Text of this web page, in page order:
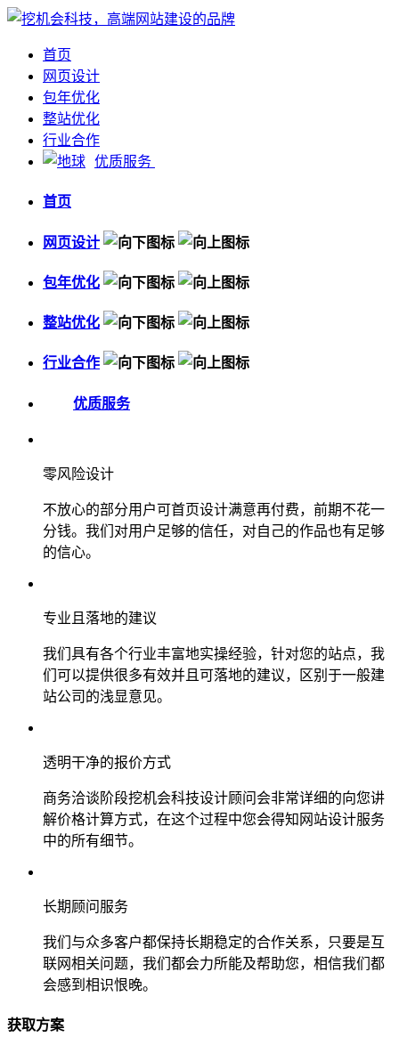
首页
网页设计
包年优化
整站优化
行业合作
优质服务
首页
网页设计
包年优化
整站优化
行业合作
优质服务
零风险设计
不放心的部分用户可首页设计满意再付费，前期不花一
分钱。我们对用户足够的信任，对自己的作品也有足够
的信心。
专业且落地的建议
我们具有各个行业丰富地实操经验，针对您的站点，我
们可以提供很多有效并且可落地的建议，区别于一般建
站公司的浅显意见。
透明干净的报价方式
商务洽谈阶段挖机会科技设计顾问会非常详细的向您讲
解价格计算方式，在这个过程中您会得知网站设计服务
中的所有细节。
长期顾问服务
我们与众多客户都保持长期稳定的合作关系，只要是互
联网相关问题，我们都会力所能及帮助您，相信我们都
会感到相识恨晚。
获取方案